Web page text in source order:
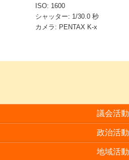
ISO: 1600
シャッター: 1/30.0 秒
カメラ: PENTAX K-x
議会活動
政治活動
地域活動